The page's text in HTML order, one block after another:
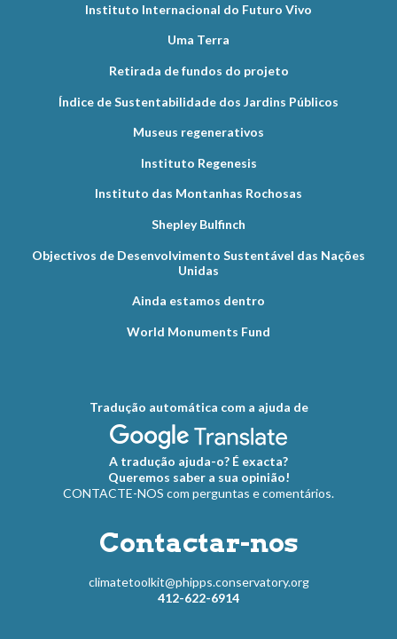
Instituto Internacional do Futuro Vivo
Uma Terra
Retirada de fundos do projeto
Índice de Sustentabilidade dos Jardins Públicos
Museus regenerativos
Instituto Regenesis
Instituto das Montanhas Rochosas
Shepley Bulfinch
Objectivos de Desenvolvimento Sustentável das Nações
Unidas
Ainda estamos dentro
World Monuments Fund
Tradução automática com a ajuda de
A tradução ajuda-o? É exacta?
Queremos saber a sua opinião!
CONTACTE-NOS com perguntas e comentários.
Contactar-nos
climatetoolkit@phipps.conservatory.org
412-622-6914